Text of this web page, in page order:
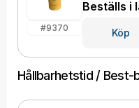
#9370
Beställs i
Köp
Hållbarhetstid /